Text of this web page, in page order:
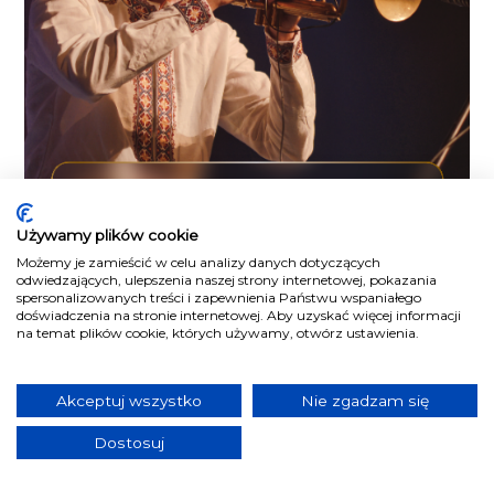
Używamy plików cookie
Możemy je zamieścić w celu analizy danych dotyczących
odwiedzających, ulepszenia naszej strony internetowej, pokazania
spersonalizowanych treści i zapewnienia Państwu wspaniałego
doświadczenia na stronie internetowej. Aby uzyskać więcej informacji
na temat plików cookie, których używamy, otwórz ustawienia.
Akceptuj wszystko Nie zgadzam się
Dostosuj